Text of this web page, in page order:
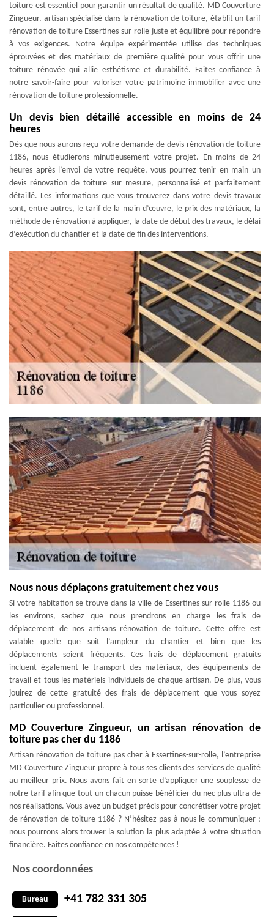
toiture est essentiel pour garantir un résultat de qualité. MD Couverture
Zingueur, artisan spécialisé dans la rénovation de toiture, établit un tarif
rénovation de toiture Essertines-sur-rolle juste et équilibré pour répondre
à vos exigences. Notre équipe expérimentée utilise des techniques
éprouvées et des matériaux de première qualité pour vous offrir une
toiture rénovée qui allie esthétisme et durabilité. Faites confiance à
notre savoir-faire pour valoriser votre patrimoine immobilier avec une
rénovation de toiture professionnelle.
Un devis bien détaillé accessible en moins de 24
heures
Dès que nous aurons reçu votre demande de devis rénovation de toiture
1186, nous étudierons minutieusement votre projet. En moins de 24
heures après l’envoi de votre requête, vous pourrez tenir en main un
devis rénovation de toiture sur mesure, personnalisé et parfaitement
détaillé. Les informations que vous trouverez dans votre devis travaux
sont, entre autres, le tarif de la main d’œuvre, le prix des matériaux, la
méthode de rénovation à appliquer, la date de début des travaux, le délai
d’exécution du chantier et la date de fin des interventions.
Nous nous déplaçons gratuitement chez vous
Si votre habitation se trouve dans la ville de Essertines-sur-rolle 1186 ou
les environs, sachez que nous prendrons en charge les frais de
déplacement de nos artisans rénovation de toiture. Cette offre est
valable quelle que soit l’ampleur du chantier et bien que les
déplacements soient fréquents. Ces frais de déplacement gratuits
incluent également le transport des matériaux, des équipements de
travail et tous les matériels individuels de chaque artisan. De plus, vous
jouirez de cette gratuité des frais de déplacement que vous soyez
particulier ou professionnel.
MD Couverture Zingueur, un artisan rénovation de
toiture pas cher du 1186
Artisan rénovation de toiture pas cher à Essertines-sur-rolle, l’entreprise
MD Couverture Zingueur propre à tous ses clients des services de qualité
au meilleur prix. Nous avons fait en sorte d’appliquer une souplesse de
notre tarif afin que tout un chacun puisse bénéficier du nec plus ultra de
nos réalisations. Vous avez un budget précis pour concrétiser votre projet
de rénovation de toiture 1186 ? N’hésitez pas à nous le communiquer ;
nous pourrons alors trouver la solution la plus adaptée à votre situation
financière. Faites confiance en nos compétences !
Nos coordonnées
Bureau +41 782 331 305